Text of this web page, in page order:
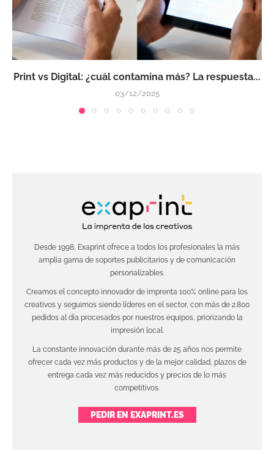
Print vs Digital: ¿cuál contamina más? La respuesta...
03/12/2025
Desde 1998, Exaprint ofrece a todos los profesionales la más
amplia gama de soportes publicitarios y de comunicación
personalizables.
Creamos el concepto innovador de imprenta 100% online para los
creativos y seguimos siendo líderes en el sector, con más de 2.800
pedidos al día procesados por nuestros equipos, priorizando la
impresión local.
La constante innovación durante más de 25 años nos permite
ofrecer cada vez más productos y de la mejor calidad, plazos de
entrega cada vez más reducidos y precios de lo más
competitivos.
PEDIR EN EXAPRINT.ES